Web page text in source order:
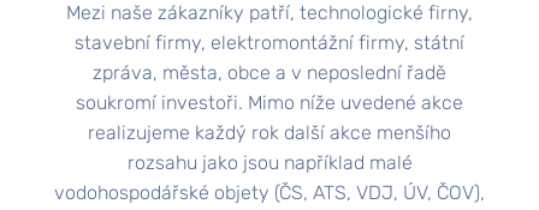
Mezi naše zákazníky patří, technologické firny,
stavební firmy, elektromontážní firmy, státní
zpráva, města, obce a v neposlední řadě
soukromí investoři. Mimo níže uvedené akce
realizujeme každý rok další akce menšího
rozsahu jako jsou například malé
vodohospodářské objety (ČS, ATS, VDJ, ÚV, ČOV),